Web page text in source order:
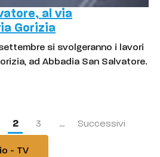
al via
Gorizia
si svolgeranno i lavori
ad Abbadia San Salvatore.
2 3 … Successivi
- TV